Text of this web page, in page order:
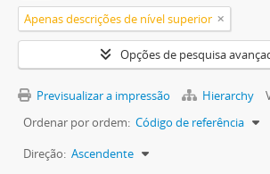
Apenas descrições de nível superior
Opções de pesquisa
Previsualizar a impressão Hierarchy
Ordenar por ordem: Código de referência
Direção: Ascendente